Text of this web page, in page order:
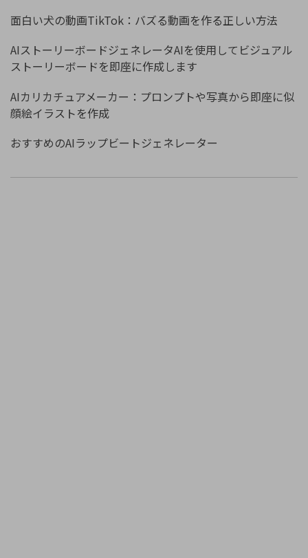
面白い犬の動画TikTok：バズる動画を作る正しい方法
AIストーリーボードジェネレータAIを使用してビジュアル
ストーリーボードを即座に作成します
AIカリカチュアメーカー：プロンプトや写真から即座に似
顔絵イラストを作成
おすすめのAIラップビートジェネレーター